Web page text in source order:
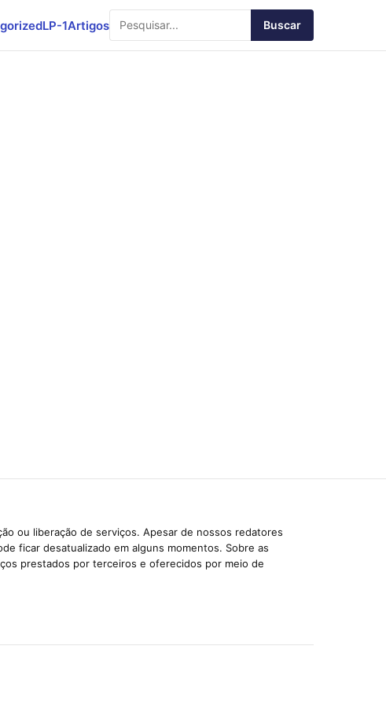
LP-1Artigos Buscar
ou liberação de serviços. Apesar de nossos redatores
ficar desatualizado em alguns momentos. Sobre as
prestados por terceiros e oferecidos por meio de